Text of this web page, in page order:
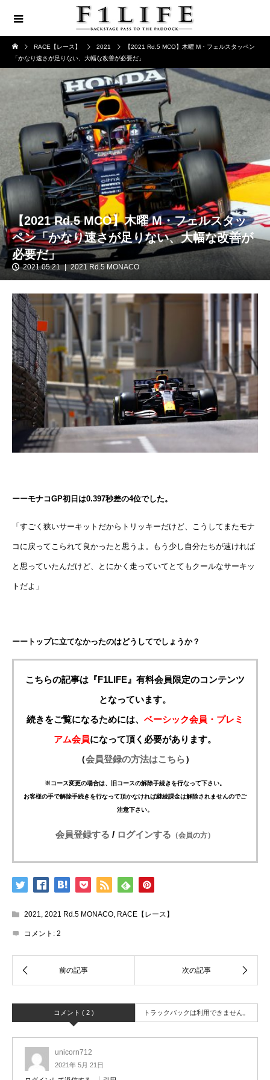
RACE【レース】 2021
【2021 Rd.5 MCO】木曜 M・フェルスタッペン
「かなり速さが足りない、大幅な改善が必要だ」
【2021 Rd.5 MCO】木曜 M・フェルスタッ
ペン「かなり速さが足りない、大幅な改善が
必要だ」
2021.05.21 2021 Rd.5 MONACO
ーーモナコGP初日は0.397秒差の4位でした。
「すごく狭いサーキットだからトリッキーだけど、こうしてまたモナ
コに戻ってこられて良かったと思うよ。もう少し自分たちが速ければ
と思っていたんだけど、とにかく走っていてとてもクールなサーキッ
トだよ」
ーートップに立てなかったのはどうしてでしょうか？
こちらの記事は『F1LIFE』有料会員限定のコンテンツ
となっています。
続きをご覧になるためには、 ベーシック会員・プレミ
アム会員になって頂く必要があります。
（会員登録の方法はこちら）
※コース変更の場合は、旧コースの解除手続きを行なって下さい。
お客様の手で解除手続きを行なって頂かなければ継続課金は解除されませんのでご
注意下さい。
会員登録する / ログインする （会員の方）
2021 2021 Rd.5 MONACO RACE【レース】
コメント: 2
コメント ( 2 ) トラックバックは利用できません。
unicorn712
2021年 5月 21日